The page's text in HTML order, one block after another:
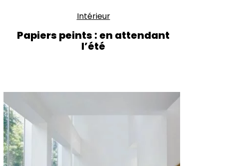
Intérieur
Papiers peints : en attendant
l’été